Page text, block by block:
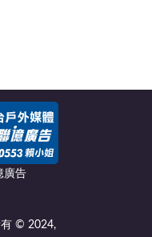
廣告
有 © 2024,